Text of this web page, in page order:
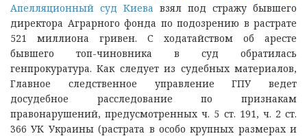
Апелляционный суд Киева взял под стражу бывшего
директора Аграрного фонда по подозрению в растрате
521 миллиона гривен. С ходатайством об аресте
бывшего топ-чиновника в суд обратилась
генпрокуратура. Как следует из судебных материалов,
Главное следственное управление ГПУ ведет
досудебное расследование по признакам
правонарушений, предусмотренных ч. 5 ст. 191, ч. 2 ст.
366 УК Украины (растрата в особо крупных размерах и